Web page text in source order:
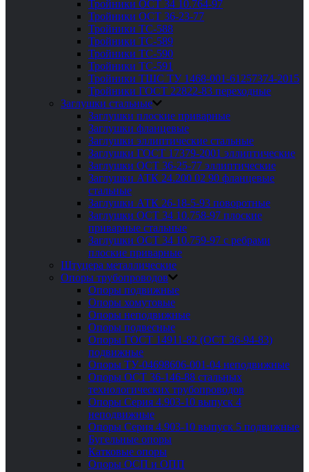
Тройники ОСТ 34 10.764-97
Тройники ОСТ 36-23-77
Тройники ТС-588
Тройники ТС-589
Тройники ТС-590
Тройники ТС-591
Тройники ТШС ТУ 1468-001-61257374-2015
Тройники ГОСТ 22822-83 переходные
Заглушки стальные
Заглушки плоские приварные
Заглушки фланцевые
Заглушки эллиптические стальные
Заглушки ГОСТ 17379-2001 эллиптические
Заглушки ОСТ 36-25-77 эллиптические
Заглушки АТК 24.200 02 90 фланцевые
стальные
Заглушки АТК 26-18-5-93 поворотные
Заглушки ОСТ 34 10.758-97 плоские
приварные стальные
Заглушки ОСТ 34 10.759-97 с ребрами
плоские приварные
Штуцера металлические
Опоры трубопроводов
Опоры подвижные
Опоры хомутовые
Опоры неподвижные
Опоры подвесные
Опоры ГОСТ 14911-82 (ОСТ 36-94-83)
подвижные
Опоры ТУ-04698606-001-04 неподвижные
Опоры ОСТ 36-146-88 стальных
технологических трубопроводов
Опоры Серия 4.903-10 выпуск 4
неподвижные
Опоры Серия 4.903-10 выпуск 5 подвижные
Бугельные опоры
Катковые опоры
Опоры ОСП и ОПП